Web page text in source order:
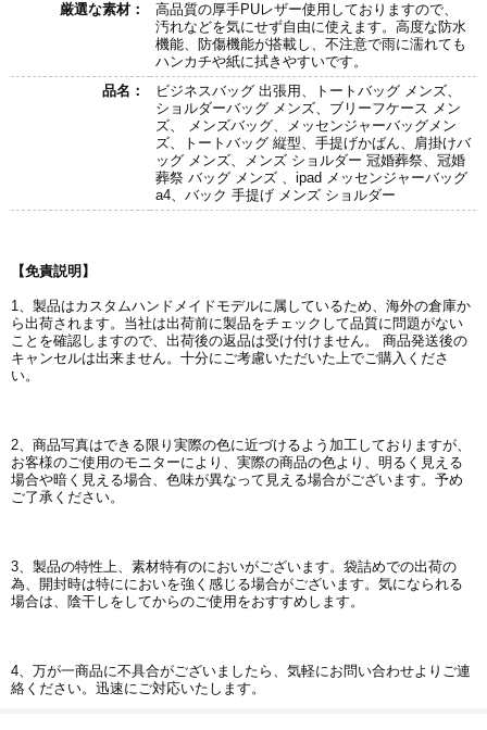
厳選な素材：
高品質の厚手PUレザー使用しておりますので、
汚れなどを気にせず自由に使えます。高度な防水
機能、防傷機能が搭載し、不注意で雨に濡れても
ハンカチや紙に拭きやすいです。
品名：
ビジネスバッグ 出張用、トートバッグ メンズ、
ショルダーバッグ メンズ、ブリーフケース メン
ズ、 メンズバッグ、メッセンジャーバッグメン
ズ、トートバッグ 縦型、手提げかばん、肩掛けバ
ッグ メンズ、メンズ ショルダー 冠婚葬祭、冠婚
葬祭 バッグ メンズ 、ipad メッセンジャーバッグ
a4、バック 手提げ メンズ ショルダー
【免責説明】
1、製品はカスタムハンドメイドモデルに属しているため、海外の倉庫か
ら出荷されます。当社は出荷前に製品をチェックして品質に問題がない
ことを確認しますので、出荷後の返品は受け付けません。 商品発送後の
キャンセルは出来ません。十分にご考慮いただいた上でご購入くださ
い。
2、商品写真はできる限り実際の色に近づけるよう加工しておりますが、
お客様のご使用のモニターにより、実際の商品の色より、明るく見える
場合や暗く見える場合、色味が異なって見える場合がございます。予め
ご了承ください。
3、製品の特性上、素材特有のにおいがございます。袋詰めでの出荷の
為、開封時は特ににおいを強く感じる場合がございます。気になられる
場合は、陰干しをしてからのご使用をおすすめします。
4、万が一商品に不具合がございましたら、気軽にお問い合わせよりご連
絡ください。迅速にご対応いたします。